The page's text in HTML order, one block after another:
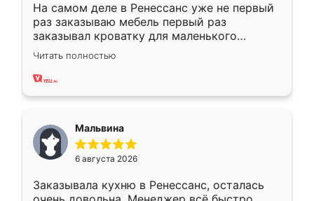
На самом деле в Ренессанс уже не первый
раз заказываю мебель первый раз
заказывал кроватку для маленького
ребёнка при его рождении ,во второй раз
заказал шкаф-купе. По качеству очень
хорошее сборка достаточно быстрая,
меньше, здесь же он более разнообразный.
Мне нравится ,если что-то потребуется из
мебели буду заказывать только здесь.
Читать полностью
Мальвина
6 августа 2026
Заказывала кухню в Ренессанс, осталась